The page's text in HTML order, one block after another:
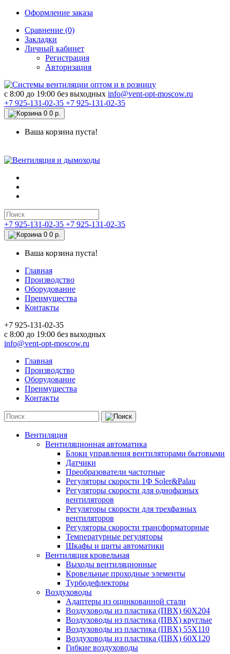
Оформление заказа
Сравнение (0)
Закладки
Личный кабинет
Регистрация
Авторизация
c 8:00 до 19:00 без выходных info@vent-opt-moscow.ru
+7 925-131-02-35 +7 925-131-02-35
0 0 р.
Ваша корзина пуста!
+7 925-131-02-35 +7 925-131-02-35
0 0 р.
Ваша корзина пуста!
Главная
Производство
Оборудование
Преимущества
Контакты
+7 925-131-02-35
c 8:00 до 19:00 без выходных
info@vent-opt-moscow.ru
Главная
Производство
Оборудование
Преимущества
Контакты
Вентиляция
Вентиляционная автоматика
Блоки управления вентиляторами бытовыми
Датчики
Преобразователи частотные
Регуляторы скорости 1Ф Soler&Palau
Регуляторы скорости для однофазных
вентиляторов
Регуляторы скорости для трехфазных
вентиляторов
Регуляторы скорости трансформаторные
Температурные регуляторы
Шкафы и щиты автоматики
Вентиляция кровельная
Выходы вентиляционные
Кровельные проходные элементы
Турбодефлекторы
Воздуховоды
Адаптеры из оцинкованной стали
Воздуховоды из пластика (ПВХ) 60Х204
Воздуховоды из пластика (ПВХ) круглые
Воздуховоды из пластика (ПВХ) 55Х110
Воздуховоды из пластика (ПВХ) 60Х120
Гибкие воздуховоды